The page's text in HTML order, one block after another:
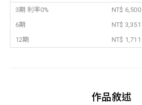
3期 利率0%
NT$ 6,500
6期
NT$ 3,351
12期
NT$ 1,711
作品敘述